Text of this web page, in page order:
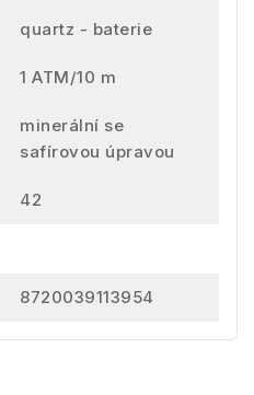
quartz - baterie
1 ATM/10 m
minerální se
safírovou úpravou
42
8720039113954